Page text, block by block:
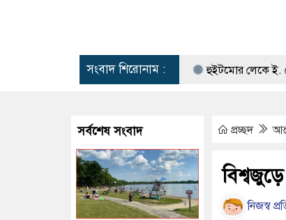
সংবাদ শিরোনাম :হুইটমোর লেকে ই. কোলাই বৃদ্ধি,
প্রচ্ছদ
নিজস্ব
সর্বশেষ সংবাদ